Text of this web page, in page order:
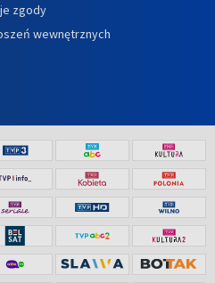
zgody
wewnętrznych